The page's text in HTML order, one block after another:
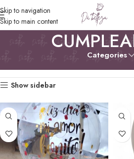
Skip to navigation
Skip to main content
Categories
Show sidebar